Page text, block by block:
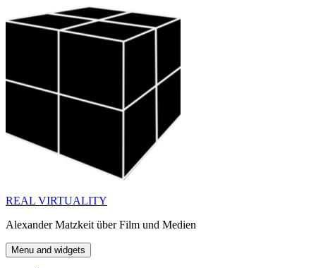
to
REAL VIRTUALITY
Alexander Matzkeit über Film und Medien
Menu and widgets